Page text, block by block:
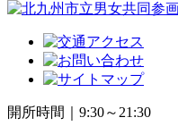
開所時間｜9:30～21:30